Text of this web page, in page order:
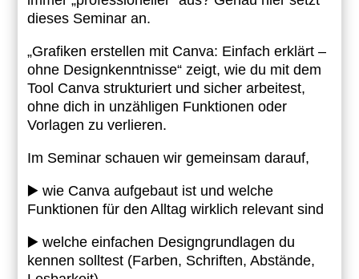
dieses Seminar an.
„Grafiken erstellen mit Canva: Einfach erklärt –
ohne Designkenntnisse“ zeigt, wie du mit dem
Tool Canva strukturiert und sicher arbeitest,
ohne dich in unzähligen Funktionen oder
Vorlagen zu verlieren.
Im Seminar schauen wir gemeinsam darauf,
▶️ wie Canva aufgebaut ist und welche
Funktionen für den Alltag wirklich relevant sind
▶️ welche einfachen Designgrundlagen du
kennen solltest (Farben, Schriften, Abstände,